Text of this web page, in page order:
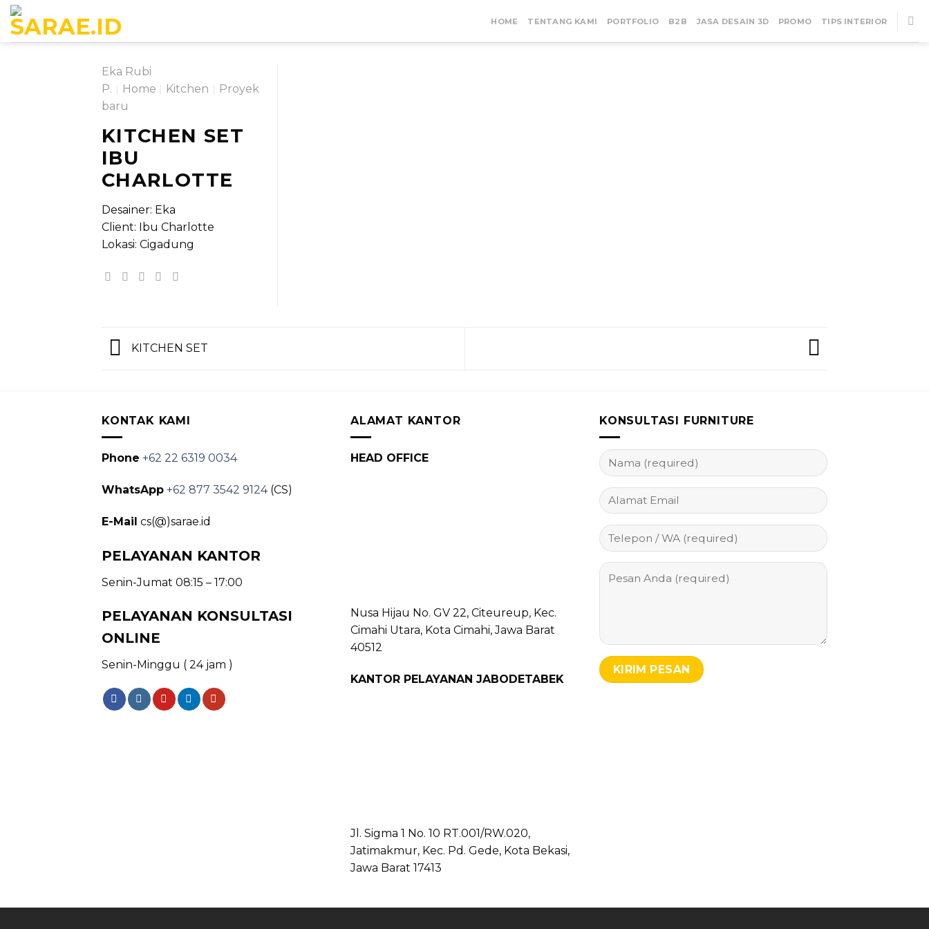
Skip
content
HOME TENTANG KAMI PORTFOLIO B2B JASA DESAIN 3D PROMO TIPS INTERIOR
Eka Rubi
P. | Home | Kitchen | Proyek
baru
KITCHEN SET
IBU
CHARLOTTE
Desainer: Eka
Client: Ibu Charlotte
Lokasi: Cigadung
KITCHEN SET
KONTAK KAMI
Phone +62 22 6319 0034
WhatsApp +62 877 3542 9124(CS)
E-Mail cs(@)sarae.id
PELAYANAN KANTOR
Senin-Jumat 08:15 – 17:00
PELAYANAN KONSULTASI
ONLINE
Senin-Minggu ( 24 jam )
ALAMAT KANTOR
HEAD OFFICE
Nusa Hijau No. GV 22, Citeureup, Kec.
Cimahi Utara, Kota Cimahi, Jawa Barat
40512
KANTOR PELAYANAN JABODETABEK
Jl. Sigma 1 No. 10 RT.001/RW.020,
Jatimakmur, Kec. Pd. Gede, Kota Bekasi,
Jawa Barat 17413
KONSULTASI FURNITURE